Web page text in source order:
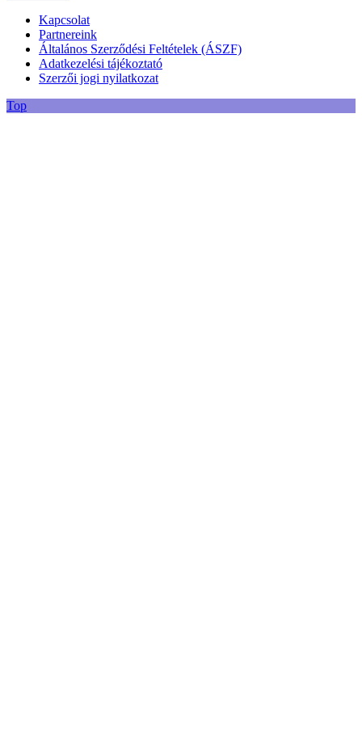
Kapcsolat
Partnereink
Általános Szerződési Feltételek (ÁSZF)
Adatkezelési tájékoztató
Szerzői jogi nyilatkozat
Top